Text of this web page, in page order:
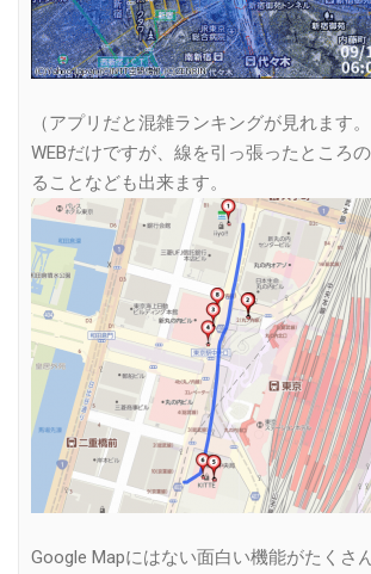
（アプリだと混雑ランキングが見れます。
WEBだけですが、線を引っ張ったところ
ることなども出来ます。
Google Mapにはない面白い機能がたくさ